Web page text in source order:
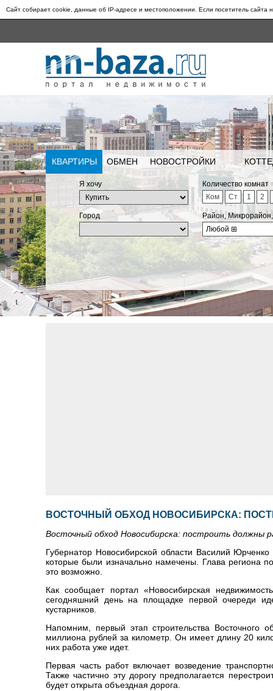
Сайт собирает cookie, данные об IP-адресе и местоположении. Если посетитель сайта
КВАРТИРЫ ОБМЕН НОВОСТРОЙКИ
Я хочу
Количество комнат
Ком
Ст 1 2
Город
Район,
Любой ⊞
ВОСТОЧНЫЙ ОБХОД НОВОСИБИРСКА:
Восточный обход Новосибирска: построить должны
Губернатор Новосибирской области Василий
которые были изначально намечены. Глава региона
это возможно.
Как сообщает портал «Новосибирская
сегодняшний день на площадке первой очереди
кустарников.
Напомним, первый этап строительства
миллиона рублей за километр. Он имеет длину 20
них работа уже идет.
Первая часть работ включает возведение
Также частично эту дорогу предполагается
будет открыта объездная дорога.